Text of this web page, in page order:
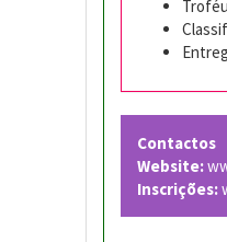
Contactos
Website:
Inscrições: